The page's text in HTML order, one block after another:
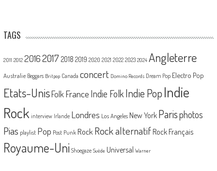
TAGS
2011 2012 20162017 2018 2019 2020 2021 2022 2023 2024 Angleterre
Australie Beggars Britpop Canada concert Domino Records Dream Pop Electro Pop
Etats-UnisFolk France Indie FolkIndie PopIndie
Rock interview Irlande Londres Los Angeles New York Parisphotos
Pias playlist Pop Post Punk Rock Rock alternatif Rock Français
Royaume-Uni Shoegaze Suède Universal Warner